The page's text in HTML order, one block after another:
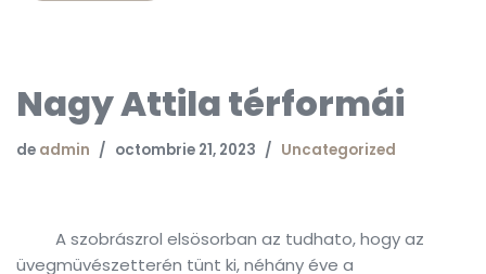
Nagy Attila térformái
de admin octombrie 21, 2023 Uncategorized
A szobrászrol elsösorban az tudhato, hogy az
üvegmüvészetterén tünt ki, néhány éve a